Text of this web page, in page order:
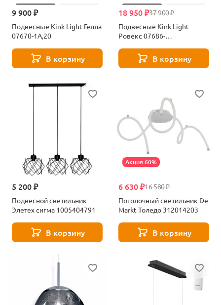
9 900 ₽
Подвесные Kink Light Гелла
07670-1A,20
В корзину
37 900 ₽
18 950 ₽
Подвесные Kink Light
Ровекс 07686-
В корзину
5 200 ₽
Подвесной светильник
Элетех сигма 1005404791
В корзину
Акция 60%
16 580 ₽
6 630 ₽
Потолочный светильник De
Markt Толедо 312014203
В корзину